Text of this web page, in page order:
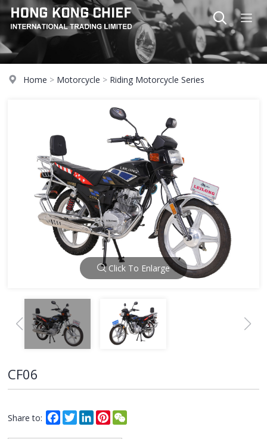
Home > Motorcycle > Riding Motorcycle Series
Click To Enlarge
CF06
Share to: Facebook
TwitterLinkedInPinterest